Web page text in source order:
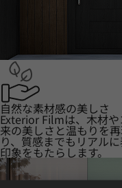
自然な素材感の美しさ
Exterior Filmは、木材
来の美しさと温もりを
り、質感までもリアル
印象をもたらします。